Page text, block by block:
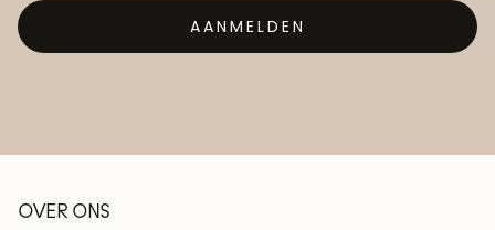
AANMELDEN
OVER ONS